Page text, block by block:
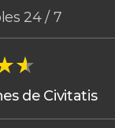
24 / 7
de Civitatis